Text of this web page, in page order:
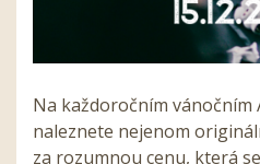
Na každoročním vánočním
naleznete nejenom
za rozumnou cenu, která